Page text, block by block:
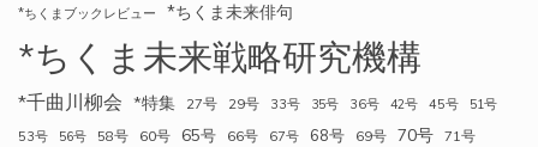
*ちくまブックレビュー *ちくま未来俳句
*ちくま未来戦略研究機構
*千曲川柳会 *特集 27号 29号 33号 35号 36号 42号 45号
51号
53号
56号 58号 60号 65号 66号 67号 68号 69号 70号 71号